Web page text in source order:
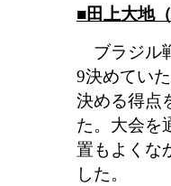
■田上大地
ブラジル
9決めてい
決める得点
た。大会を
置もよくな
した。